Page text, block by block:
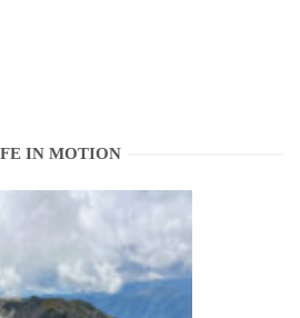
IN MOTION